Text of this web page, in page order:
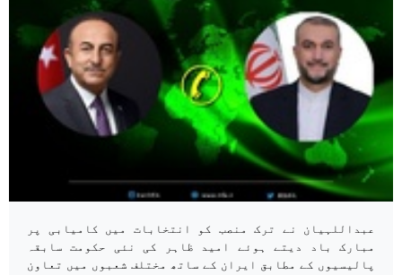
عبداللہیان نے ترک منصب کو انتخابات میں کامیابی پر
مبارک باد دیتے ہوئے امید ظاہر کی نئی حکومت سابقہ
پالیسیوں کے مطابق ایران کے ساتھ مختلف شعبوں میں تعاون